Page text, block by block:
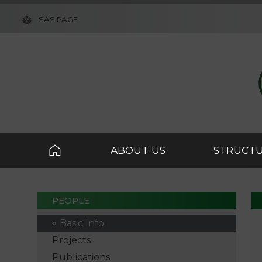
SAS PAGE
ABOUT US
PEOPLE
Basic Info
Projects
Publications